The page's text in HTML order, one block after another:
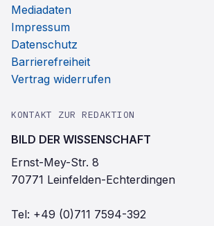
Mediadaten
Impressum
Datenschutz
Barrierefreiheit
Vertrag widerrufen
KONTAKT ZUR REDAKTION
BILD DER WISSENSCHAFT
Ernst-Mey-Str. 8
70771 Leinfelden-Echterdingen
Tel: +49 (0)711 7594-392